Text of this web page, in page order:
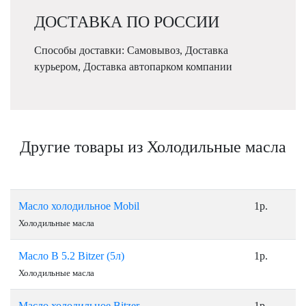
ДОСТАВКА ПО РОССИИ
Способы доставки: Самовывоз, Доставка
курьером, Доставка автопарком компании
Другие товары из Холодильные масла
Масло холодильное Mobil
Холодильные масла
1р.
Масло B 5.2 Bitzer (5л)
Холодильные масла
1р.